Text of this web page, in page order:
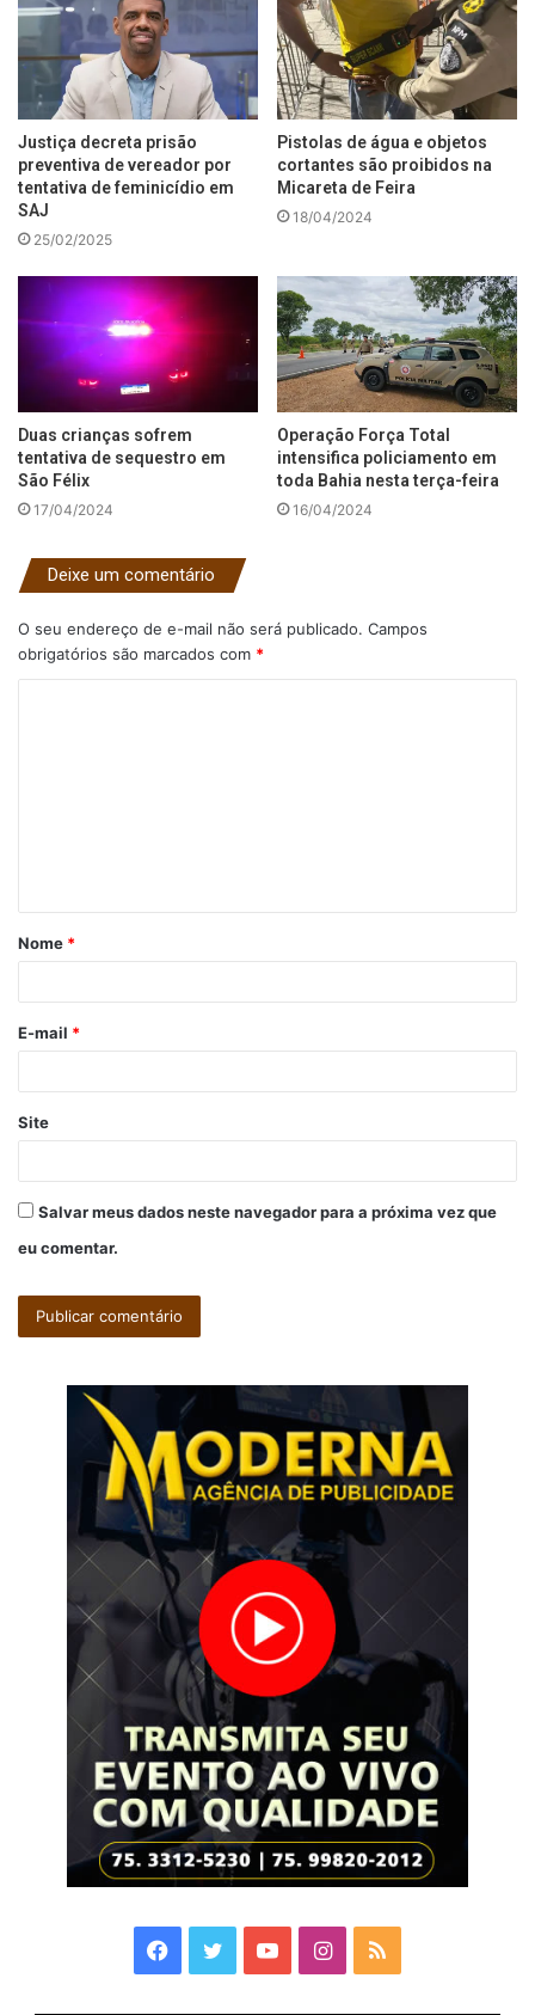
Justiça decreta prisão
preventiva de vereador por
tentativa de feminicídio em
SAJ
25/02/2025
Pistolas de água e objetos
cortantes são proibidos na
Micareta de Feira
18/04/2024
Duas crianças sofrem
tentativa de sequestro em
São Félix
17/04/2024
Operação Força Total
intensifica policiamento em
toda Bahia nesta terça-feira
16/04/2024
Deixe um comentário
O seu endereço de e-mail não será publicado. Campos
obrigatórios são marcados com *
á
r
*
Nome *
E-mail *
Site
Salvar meus dados neste navegador para a próxima vez que
eu comentar.
Facebook
TwitterYouTubeInstagram
RSS